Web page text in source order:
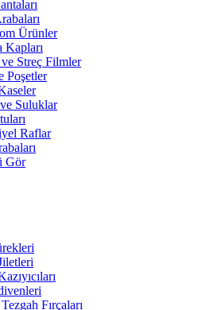
Ürünler
Kapları
Streç Filmler
Poşetler
Suluklar
Raflar
Gör
Fırçaları